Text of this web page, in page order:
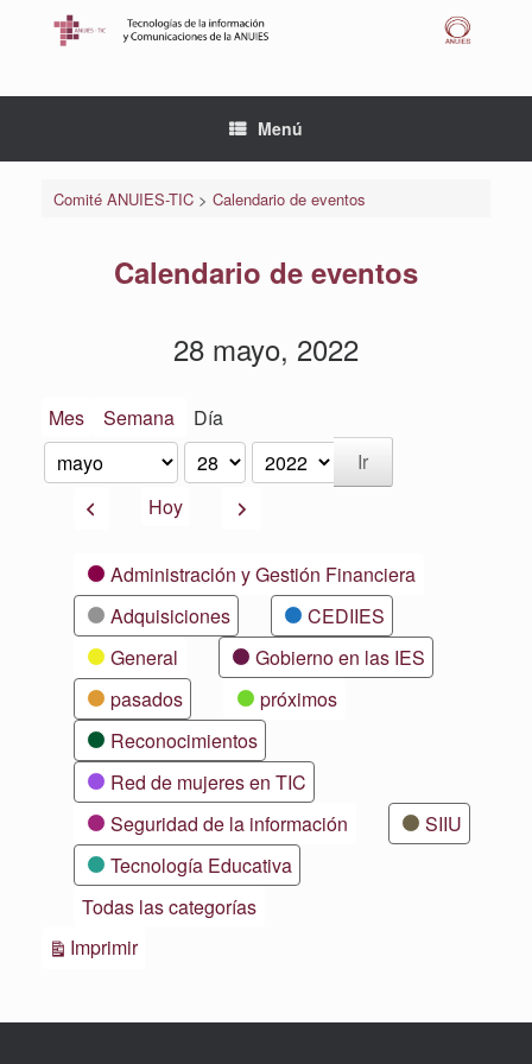
Menú
Comité ANUIES-TIC> Calendario de eventos
Calendario de eventos
28 mayo, 2022
Mes Semana Día
Mes
Día
Año
AnteriorHoy Siguiente
CategoríasAdministración y Gestión Financiera
Adquisiciones
CEDIIES
General
Gobierno en las IES
pasados
próximos
Reconocimientos
Red de mujeres en TIC
Seguridad de la información
SIIU
Tecnología Educativa
Todas las categorías
ImprimirVistas